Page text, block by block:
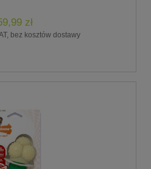
zł
bez kosztów dostawy